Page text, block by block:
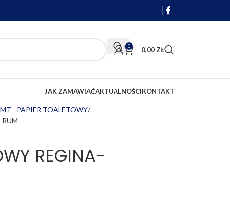
0 0,00 ZŁ
JAK ZAMAWIAĆAKTUALNOŚCIKONTAKT
- PAPIER TOALETOWY
REGINA-